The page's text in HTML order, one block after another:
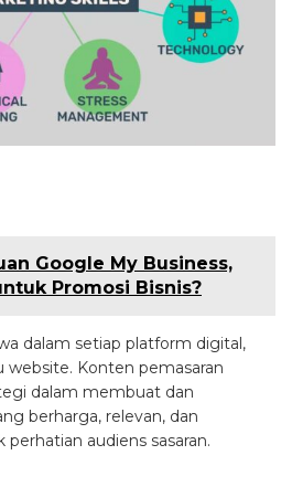
Google My Business,
Promosi Bisnis?
dalam setiap platform digital,
website. Konten pemasaran
dalam membuat dan
berharga, relevan, dan
audiens sasaran.